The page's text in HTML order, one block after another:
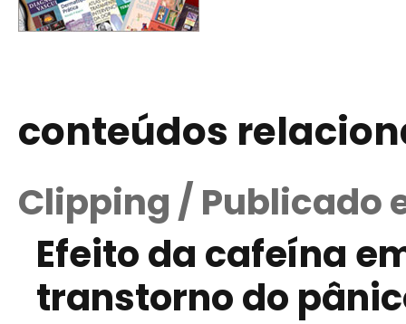
conteúdos
Clipping / Publicado
Efeito da cafeína
transtorno do